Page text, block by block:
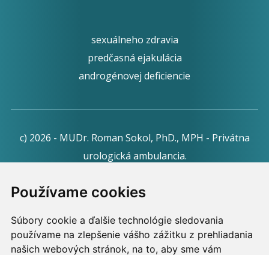
Používame cookies
Súbory cookie a ďalšie technológie sledovania
používame na zlepšenie vášho zážitku z prehliadania
našich webových stránok, na to, aby sme vám
sexuálneho zdravia
predčasná ejakulácia
androgénovej deficiencie
c) 2026 - MUDr. Roman Sokol, PhD., MPH - Privátna
urologická ambulancia.
podmienkach prevádzkovateľa.
Používame cookies -nastavenie cookies.